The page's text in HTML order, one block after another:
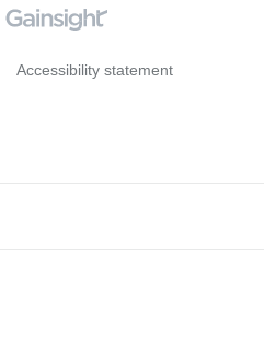
Accessibility statement